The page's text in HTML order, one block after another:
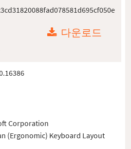
다운로드
Corporation
(Ergonomic) Keyboard Layout